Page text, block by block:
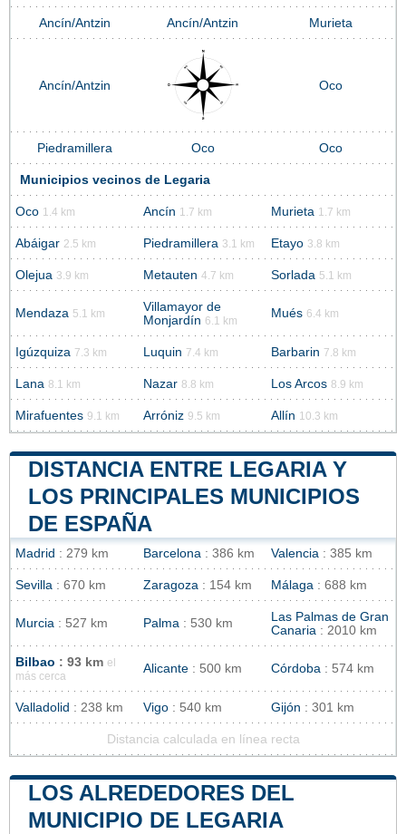
Ancín/Antzin Ancín/Antzin Murieta
Ancín/Antzin Oco
Piedramillera Oco Oco
Municipios vecinos de Legaria
Oco 1.4 km Ancín 1.7 km Murieta 1.7 km
Abáigar 2.5 km Piedramillera 3.1 km Etayo 3.8 km
Olejua 3.9 km Metauten 4.7 km Sorlada 5.1 km
Mendaza 5.1 km
Villamayor de
Monjardín 6.1 km
Mués 6.4 km
Igúzquiza 7.3 km Luquin 7.4 km Barbarin 7.8 km
Lana 8.1 km Nazar 8.8 km Los Arcos 8.9 km
Mirafuentes 9.1 km Arróniz 9.5 km Allín 10.3 km
DISTANCIA ENTRE LEGARIA Y
LOS PRINCIPALES MUNICIPIOS
DE ESPAÑA
Madrid : 279 km Barcelona : 386 km Valencia : 385 km
Sevilla : 670 km Zaragoza : 154 km Málaga : 688 km
Murcia : 527 km Palma : 530 km
Las Palmas de Gran
Canaria : 2010 km
Bilbao : 93 km el
más cerca
Alicante : 500 km Córdoba : 574 km
Valladolid : 238 km Vigo : 540 km Gijón : 301 km
Distancia calculada en línea recta
LOS ALREDEDORES DEL
MUNICIPIO DE LEGARIA